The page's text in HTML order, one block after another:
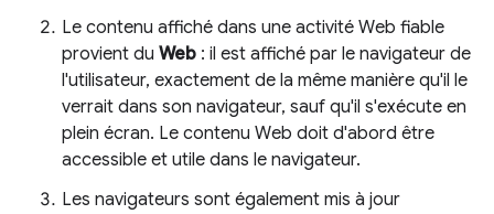
Le contenu affiché dans une activité Web fiable
provient du Web : il est affiché par le navigateur de
l'utilisateur, exactement de la même manière qu'il le
verrait dans son navigateur, sauf qu'il s'exécute en
plein écran. Le contenu Web doit d'abord être
accessible et utile dans le navigateur.
Les navigateurs sont également mis à jour